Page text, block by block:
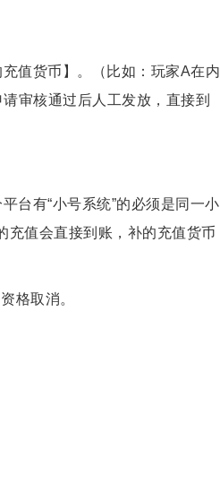
值货币】。（比如：玩家A在内
审核通过后人工发放，直接到
台有“小号系统”的必须是同一小
充值会直接到账，补的充值货币
格取消。